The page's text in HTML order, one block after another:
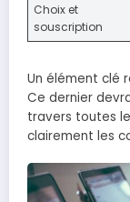
Choix et
souscription
Un élément clé
Ce dernier
travers toutes
clairement les